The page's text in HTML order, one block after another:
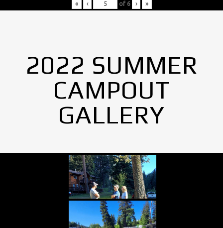
« ‹ of 6 › »
2022 SUMMER
CAMPOUT
GALLERY